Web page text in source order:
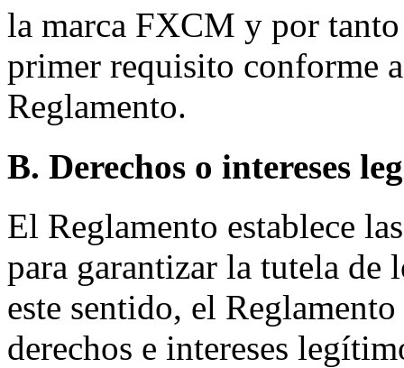
la marca FXCM y por
primer requisito conforme
Reglamento.
B. Derechos o intereses
El Reglamento establece
para garantizar la tutela de
este sentido, el
derechos e intereses